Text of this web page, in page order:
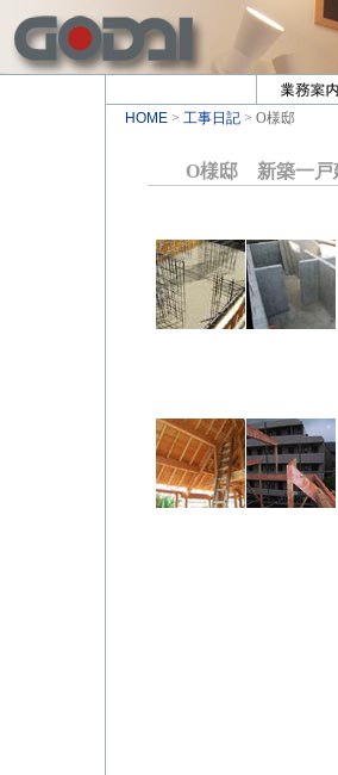
HOME> 工事日記> O様邸
O様邸 新築一戸